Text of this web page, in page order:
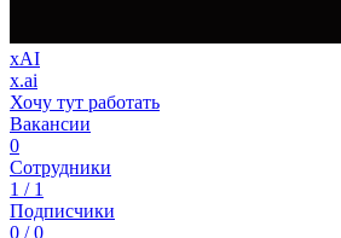
xAI
x.ai
Хочу тут работать
Вакансии
0
Сотрудники
1 / 1
Подписчики
0 / 0